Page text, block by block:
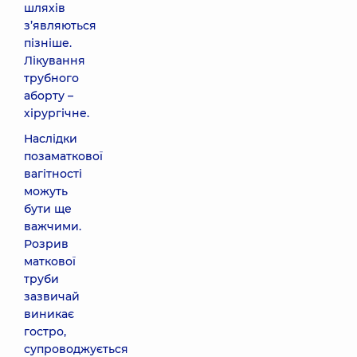
шляхів
з’являються
пізніше.
Лікування
трубного
аборту –
хірургічне.
Наслідки
позаматкової
вагітності
можуть
бути ще
важчими.
Розрив
маткової
труби
зазвичай
виникає
гостро,
супроводжується